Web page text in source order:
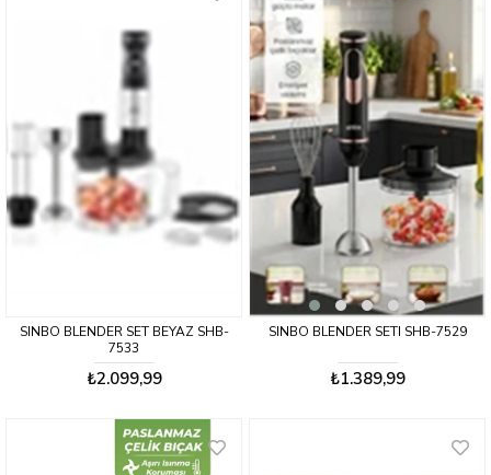
SINBO BLENDER SET BEYAZ SHB-
7533
₺2.099,99
SINBO BLENDER SETI SHB-7529
₺1.389,99